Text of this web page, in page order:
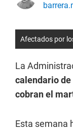
Afectados por
La
calendario de
cobran el
Esta semana